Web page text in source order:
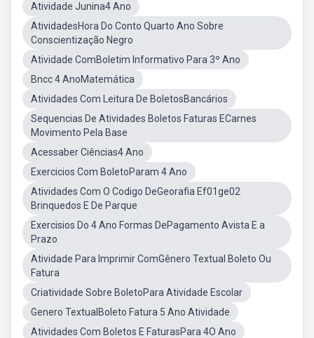
Atividade Junina4 Ano
AtividadesHora Do Conto Quarto Ano Sobre
Conscientização Negro
Atividade ComBoletim Informativo Para 3º Ano
Bncc 4 AnoMatemática
Atividades Com Leitura De BoletosBancários
Sequencias De Atividades Boletos Faturas ECarnes
Movimento Pela Base
Acessaber Ciências4 Ano
Exercicios Com BoletoParam 4 Ano
Atividades Com O Codigo DeGeorafia Ef01ge02
Brinquedos E De Parque
Exercisios Do 4 Ano Formas DePagamento Avista E a
Prazo
Atividade Para Imprimir ComGênero Textual Boleto Ou
Fatura
Criatividade Sobre BoletoPara Atividade Escolar
Genero TextualBoleto Fatura 5 Ano Atividade
Atividades Com Boletos E FaturasPara 4O Ano